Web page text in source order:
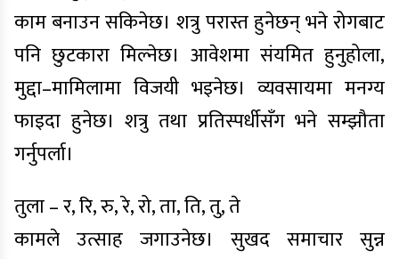
काम बनाउन सकिनेछ। शत्रु परास्त हुनेछन् भने रोगबाट
पनि छुटकारा मिल्नेछ। आवेशमा संयमित हुनुहोला,
मुद्दा–मामिलामा विजयी भइनेछ। व्यवसायमा मनग्य
फाइदा हुनेछ। शत्रु तथा प्रतिस्पर्धीसँग भने सम्झौता
गर्नुपर्ला।
तुला – र, रि, रु, रे, रो, ता, ति, तु, ते
कामले उत्साह जगाउनेछ। सुखद समाचार सुन्न